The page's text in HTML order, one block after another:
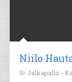
Niilo
Jalkapallo -